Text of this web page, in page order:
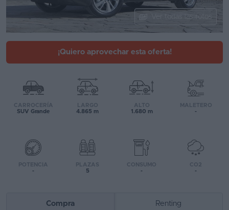
Segunda
Ofertas
Asistente
Ver todas las fotos
¡Quiero aprovechar esta oferta!
CARROCERÍA
SUV Grande
LARGO
4.865 m
ALTO
1.680 m
MALETERO
-
POTENCIA
-
PLAZAS
5
CONSUMO
-
CO2
-
Compra Renting